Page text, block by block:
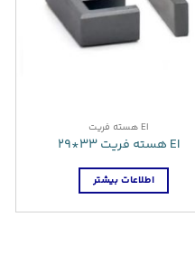
EI هسته فریت
EI هسته فریت 33*29
اطلاعات بیشتر